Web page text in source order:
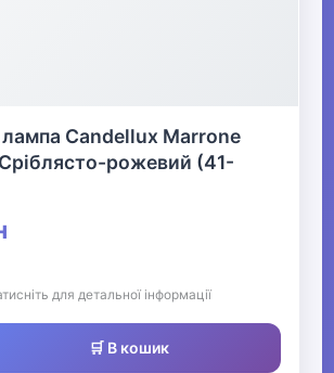
лампа Candellux Marrone
рожевий (41-
для детальної інформації
🛒 В кошик